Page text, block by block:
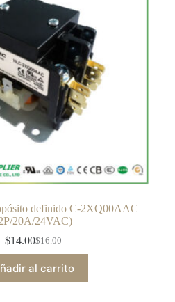
definido C-2XQ00AAC
20A/24VAC)
$16.00
$14.00
al carrito